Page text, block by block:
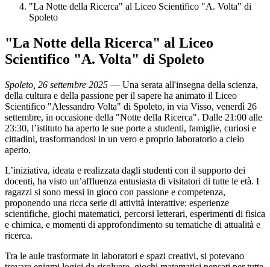
"La Notte della Ricerca" al Liceo Scientifico "A. Volta" di
Spoleto
"La Notte della Ricerca" al Liceo
Scientifico "A. Volta" di Spoleto
Spoleto, 26 settembre 2025 — Una serata all'insegna della scienza,
della cultura e della passione per il sapere ha animato il Liceo
Scientifico "Alessandro Volta" di Spoleto, in via Visso, venerdì 26
settembre, in occasione della "Notte della Ricerca". Dalle 21:00 alle
23:30, l’istituto ha aperto le sue porte a studenti, famiglie, curiosi e
cittadini, trasformandosi in un vero e proprio laboratorio a cielo
aperto.
L’iniziativa, ideata e realizzata dagli studenti con il supporto dei
docenti, ha visto un’affluenza entusiasta di visitatori di tutte le età. I
ragazzi si sono messi in gioco con passione e competenza,
proponendo una ricca serie di attività interattive: esperienze
scientifiche, giochi matematici, percorsi letterari, esperimenti di fisica
e chimica, e momenti di approfondimento su tematiche di attualità e
ricerca.
Tra le aule trasformate in laboratori e spazi creativi, si potevano